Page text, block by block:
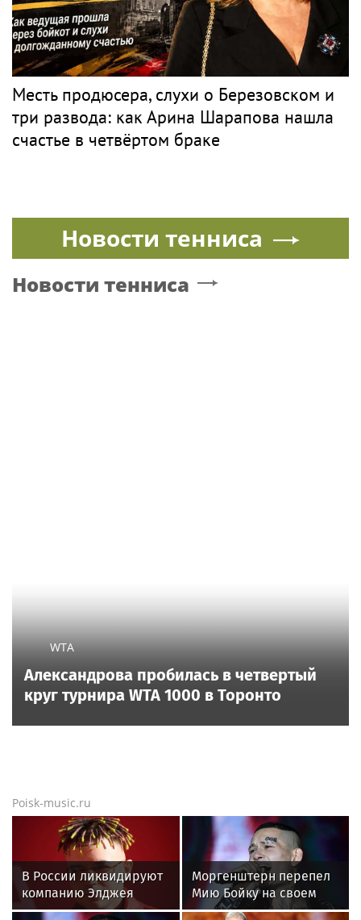
АХМЕТЖАНОВА
добрых духов в новый дом
три развода: как Арина Шарапова нашла
счастье в четвёртом браке
Новости тенниса